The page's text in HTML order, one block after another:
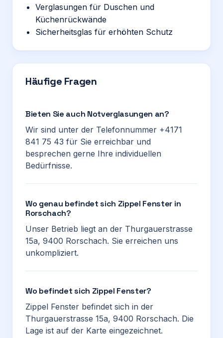
Verglasungen für Duschen und
Küchenrückwände
Sicherheitsglas für erhöhten Schutz
Häufige Fragen
Bieten Sie auch Notverglasungen an?
Wir sind unter der Telefonnummer +4171
841 75 43 für Sie erreichbar und
besprechen gerne Ihre individuellen
Bedürfnisse.
Wo genau befindet sich Zippel Fenster in
Rorschach?
Unser Betrieb liegt an der Thurgauerstrasse
15a, 9400 Rorschach. Sie erreichen uns
unkompliziert.
Wo befindet sich Zippel Fenster?
Zippel Fenster befindet sich in der
Thurgauerstrasse 15a, 9400 Rorschach. Die
Lage ist auf der Karte eingezeichnet.